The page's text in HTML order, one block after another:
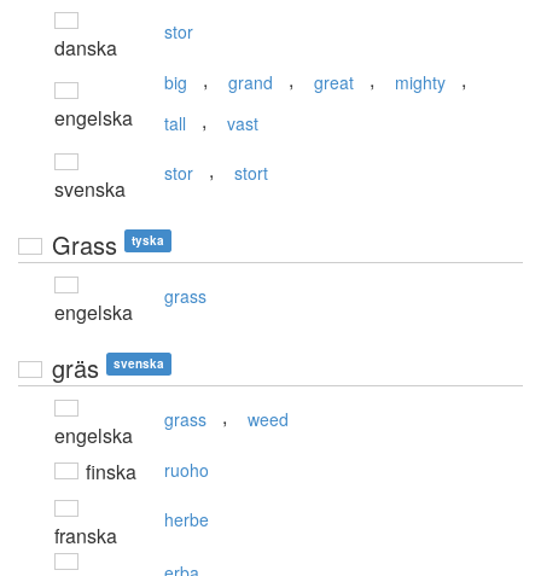
danska
stor
engelska
big , grand , great , mighty ,
tall , vast
svenska
stor , stort
Grass tyska
engelska
grass
gräs svenska
engelska
grass , weed
finska ruoho
franska
herbe